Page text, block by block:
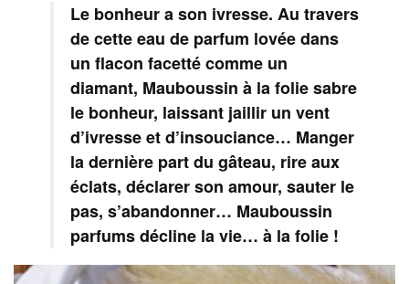
Le bonheur a son ivresse. Au travers
de cette eau de parfum lovée dans
un flacon facetté comme un
diamant, Mauboussin à la folie sabre
le bonheur, laissant jaillir un vent
d’ivresse et d’insouciance… Manger
la dernière part du gâteau, rire aux
éclats, déclarer son amour, sauter le
pas, s’abandonner… Mauboussin
parfums décline la vie… à la folie !